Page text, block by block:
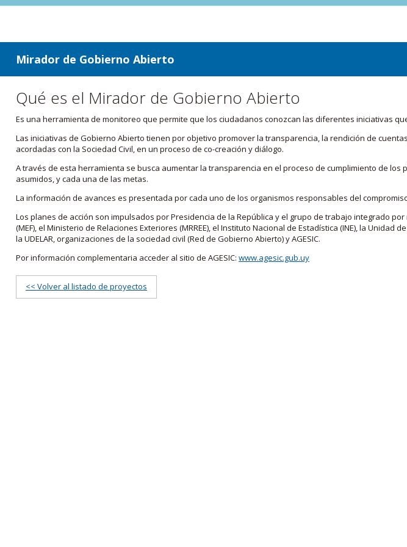
ir a contenido
ir al menú
Mirador de Gobierno Abierto
Qué es el Mirador de Gobierno Abierto
Es una herramienta de monitoreo que permite que los ciudadanos conozcan las diferentes iniciativas
Las iniciativas de Gobierno Abierto tienen por objetivo promover la transparencia, la rendición de
acordadas con la Sociedad Civil, en un proceso de co-creación y diálogo.
A través de esta herramienta se busca aumentar la transparencia en el proceso de cumplimiento de
asumidos, y cada una de las metas.
La información de avances es presentada por cada uno de los organismos responsables del
Los planes de acción son impulsados por Presidencia de la República y el grupo de trabajo integrado
(MEF), el Ministerio de Relaciones Exteriores (MRREE), el Instituto Nacional de Estadística (INE), la
la UDELAR, organizaciones de la sociedad civil (Red de Gobierno Abierto) y AGESIC.
Por información complementaria acceder al sitio de AGESIC: www.agesic.gub.uy
<< Volver al listado de proyectos